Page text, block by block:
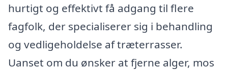
hurtigt og effektivt få adgang til flere
fagfolk, der specialiserer sig i behandling
og vedligeholdelse af træterrasser.
Uanset om du ønsker at fjerne alger, mos